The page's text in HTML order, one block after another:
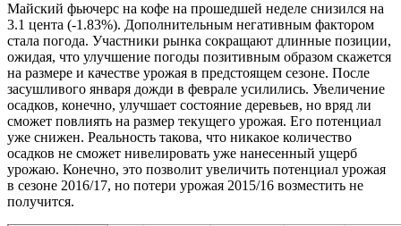
Майский фьючерс на кофе на прошедшей неделе снизился на
3.1 цента (-1.83%). Дополнительным негативным фактором
стала погода. Участники рынка сокращают длинные позиции,
ожидая, что улучшение погоды позитивным образом скажется
на размере и качестве урожая в предстоящем сезоне. После
засушливого января дожди в феврале усилились. Увеличение
осадков, конечно, улучшает состояние деревьев, но вряд ли
сможет повлиять на размер текущего урожая. Его потенциал
уже снижен. Реальность такова, что никакое количество
осадков не сможет нивелировать уже нанесенный ущерб
урожаю. Конечно, это позволит увеличить потенциал урожая
в сезоне 2016/17, но потери урожая 2015/16 возместить не
получится.